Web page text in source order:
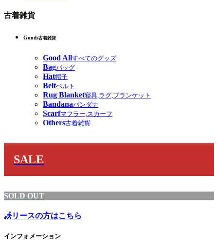
古着雑貨
Goods古着雑貨
Good Allすべてのグッズ
Bagバッグ
Hat帽子
Beltベルト
Rug Blanket寝具,ラグ,ブランケット
Bandanaバンダナ
Scarfマフラー,スカーフ
Others古着雑貨
SALE
SOLD OUT
リースの方はこちら
インフォメーション